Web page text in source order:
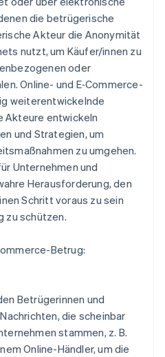
die betrügerische
Akteur die Anonymität
nutzt, um Käufer/innen zu
oder
Online- und E‑Commerce-
weiterentwickelnde
Akteure entwickeln
und Strategien, um
zu umgehen.
Unternehmen und
Herausforderung, den
Schritt voraus zu sein
zu schützen.
Betrug:
Betrügerinnen und
die scheinbar
stammen, z. B.
Online-Händler, um die